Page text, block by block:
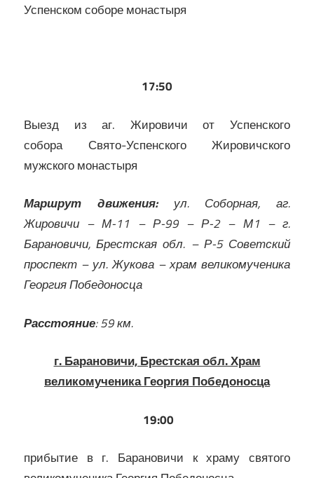
Успенском соборе монастыря
17:50
Выезд из аг. Жировичи от Успенского
собора Свято-Успенского Жировичского
мужского монастыря
Маршрут движения:ул. Соборная, аг.
Жировичи – М-11 – Р-99 – Р-2 – М1 – г.
Барановичи, Брестская обл. – Р-5 Советский
проспект – ул. Жукова – храм великомученика
Георгия Победоносца
Расстояние: 59 км.
г. Барановичи, Брестская обл. Храм
великомученика Георгия Победоносца
19:00
прибытие в г. Барановичи к храму святого